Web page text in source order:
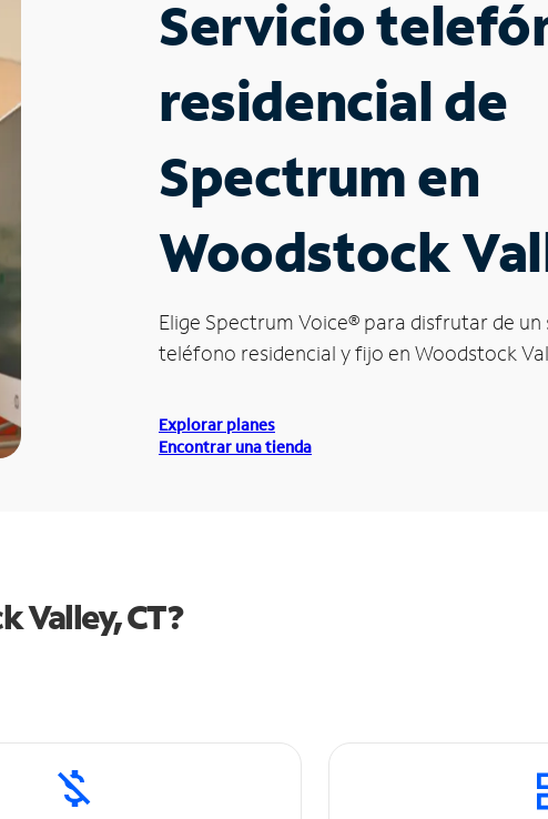
Servicio
residencial de
Spectrum en
Woodstock
Elige Spectrum Voice® para disfrutar de
teléfono residencial y fijo en Woodstock
Explorar planes
Encontrar una tienda
Valley, CT?